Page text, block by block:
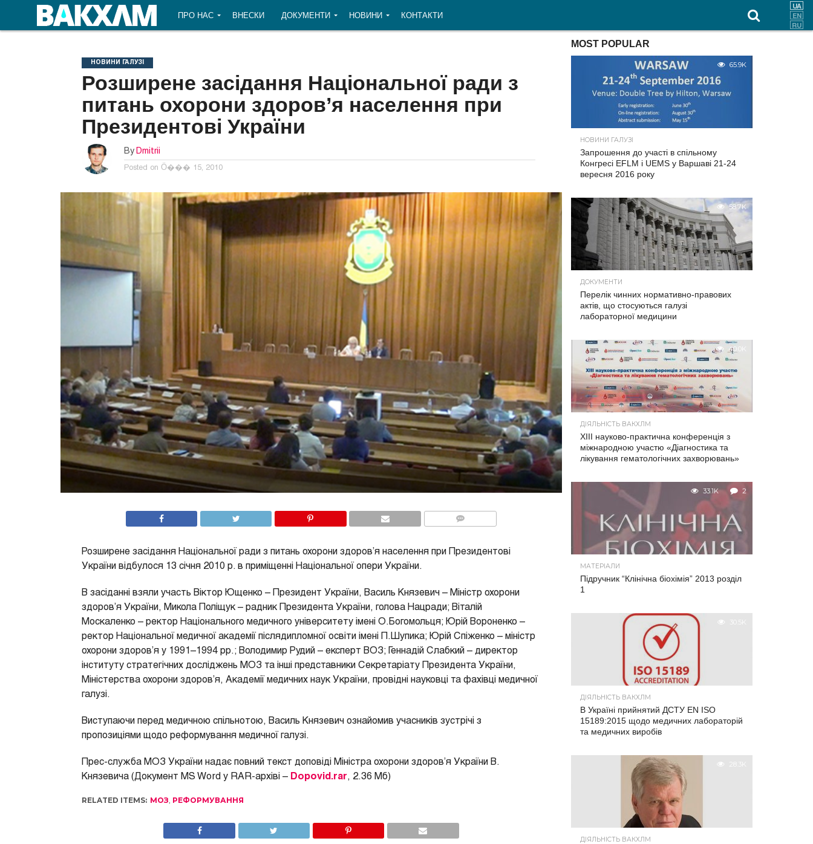
ПРО НАС ВНЕСКИ ДОКУМЕНТИ НОВИНИ КОНТАКТИ
НОВИНИ ГАЛУЗІ
Розширене засідання Національної ради з
питань охорони здоров’я населення при
Президентові України
By Dmitrii
Posted on Ӧ��� 15, 2010
Розширене засідання Національної ради з питань охорони здоров’я населення при Президентові
України відбулося 13 січня 2010 р. в приміщенні Національної опери України.
В засіданні взяли участь Віктор Ющенко – Президент України, Василь Князевич – Міністр охорони
здоров’я України, Микола Поліщук – радник Президента України, голова Нацради; Віталій
Москаленко – ректор Національного медичного університету імені О.Богомольця; Юрій Вороненко –
ректор Національної медичної академії післядипломної освіти імені П.Шупика; Юрій Спіженко – міністр
охорони здоров’я у 1991–1994 рр.; Володимир Рудий – експерт ВОЗ; Геннадій Слабкий – директор
інституту стратегічних досліджень МОЗ та інші представники Секретаріату Президента України,
Міністерства охорони здоров’я, Академії медичних наук України, провідні науковці та фахівці медичної
галузі.
Виступаючи перед медичною спільнотою, Василь Князевич ознайомив учасників зустрічі з
пропозиціями щодо реформування медичної галузі.
Прес-служба МОЗ України надає повний текст доповіді Міністра охорони здоров’я України В.
Князевича (Документ MS Word у RAR-архіві – Dopovid.rar, 2.36 Мб)
RELATED ITEMS: МОЗ, РЕФОРМУВАННЯ
MOST POPULAR
65.9K
НОВИНИ ГАЛУЗІ
Запрошення до участі в спільному
Конгресі EFLM і UEMS у Варшаві 21-24
вересня 2016 року
58.7K
ДОКУМЕНТИ
Перелік чинних нормативно-правових
актів, що стосуються галузі
лабораторної медицини
40.0K
ДІЯЛЬНІСТЬ ВАКХЛМ
XIII науково-практична конференція з
міжнародною участю «Діагностика та
лікування гематологічних захворювань»
33.1K 2
МАТЕРІАЛИ
Підручник “Клінічна біохімія” 2013 розділ
1
30.5K
ДІЯЛЬНІСТЬ ВАКХЛМ
В Україні прийнятий ДСТУ EN ISO
15189:2015 щодо медичних лабораторій
та медичних виробів
28.3K
ДІЯЛЬНІСТЬ ВАКХЛМ